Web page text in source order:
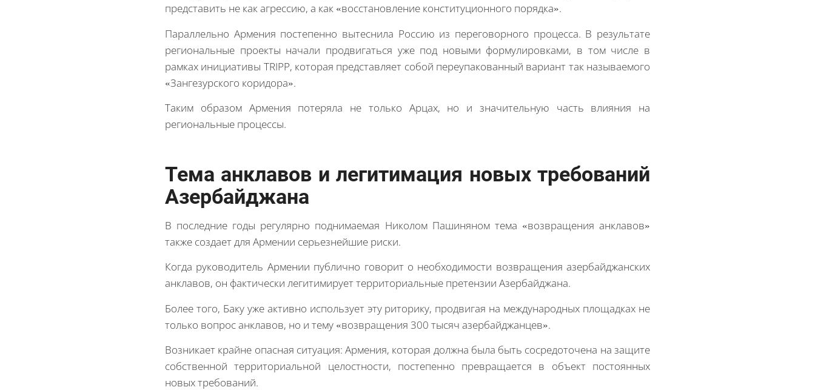
представить не как агрессию, а как «восстановление конституционного порядка».
Параллельно Армения постепенно вытеснила Россию из переговорного процесса. В результате
региональные проекты начали продвигаться уже под новыми формулировками, в том числе в
рамках инициативы TRIPP, которая представляет собой переупакованный вариант так называемого
«Зангезурского коридора».
Таким образом Армения потеряла не только Арцах, но и значительную часть влияния на
региональные процессы.
Тема анклавов и легитимация новых требований
Азербайджана
В последние годы регулярно поднимаемая Николом Пашиняном тема «возвращения анклавов»
также создает для Армении серьезнейшие риски.
Когда руководитель Армении публично говорит о необходимости возвращения азербайджанских
анклавов, он фактически легитимирует территориальные претензии Азербайджана.
Более того, Баку уже активно использует эту риторику, продвигая на международных площадках не
только вопрос анклавов, но и тему «возвращения 300 тысяч азербайджанцев».
Возникает крайне опасная ситуация: Армения, которая должна была быть сосредоточена на защите
собственной территориальной целостности, постепенно превращается в объект постоянных
новых требований.